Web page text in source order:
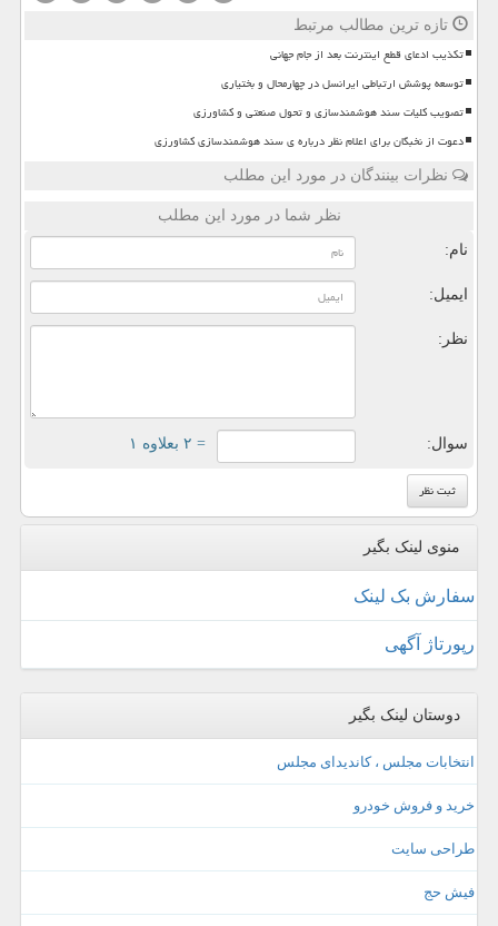
تازه ترین مطالب مرتبط
تکذیب ادعای قطع اینترنت بعد از جام جهانی
توسعه پوشش ارتباطی ایرانسل در چهارمحال و بختیاری
تصویب کلیات سند هوشمندسازی و تحول صنعتی و کشاورزی
دعوت از نخبگان برای اعلام نظر درباره ی سند هوشمندسازی کشاورزی
نظرات بینندگان در مورد این مطلب
نظر شما در مورد این مطلب
نام:
ایمیل:
نظر:
سوال: = ۲ بعلاوه ۱
منوی لینک بگیر
سفارش بک لینک
رپورتاژ آگهی
دوستان لینک بگیر
انتخابات مجلس ، کاندیدای مجلس
خرید و فروش خودرو
طراحی سایت
فیش حج